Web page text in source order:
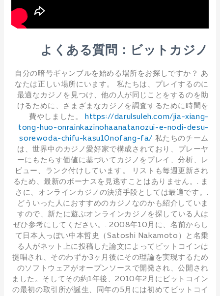
よくある質問：ビットカジノ
自分の暗号ギャンブルを始める場所をお探しですか？ あ
なたは正しい場所にいます。 私たちは、プレイするのに
最適なカジノを見つけ、他の人が同じことをするのを助
けるために、さまざまなカジノを調査するために時間を
費やしました。https://darulsuleh.com/jia-xiang-
tong-huo-onrainkazinohaanatanozui-e-nodi-desu-
sorewoda-chifu-kasu10nofang-fa/ 私たちのチーム
は、世界中のカジノ愛好家で構成されており、プレーヤ
ーにもたらす価値に基づいてカジノをプレイ、分析、レ
ビュー、ランク付けしています。 リストも毎週更新され
るため、最新のボーナスを見逃すことはありません。. ま
さに、オンラインカジノの決済手段としては最適です。.
どういった人におすすめのカジノなのかも紹介していま
すので、新たに遊ぶオンラインカジノを探している人は
ぜひ参考にしてください。. 2008年10月に、名前からし
て日本人っぽい中本哲史（Satoshi Nakamoto）と名乗
る人がネット上に投稿した論文によってビットコインは
提唱され、そのわずか3ヶ月後にその理論を実現するため
のソフトウェアがオープンソースで開発され、公開され
ました。そしてその約1年後、2010年2月にビットコイン
の最初の取引所が誕生、同年の5月には初めてビットコイ